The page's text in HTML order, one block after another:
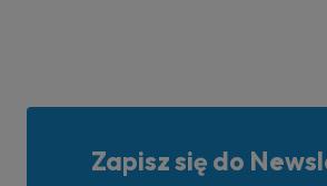
Zapisz się do